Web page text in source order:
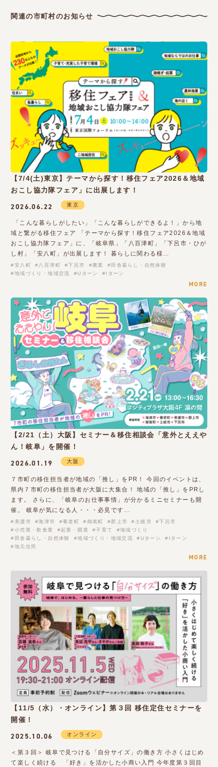
関連の市町村のお知らせ
【7/4(土)東京】テーマから探す！移住フェア2026＆地域
おこし協力隊フェア」に出展します！
2026.06.22 東京
「こんな暮らしがしたい」「こんな暮らしができるよ！」から地
域と繋がる移住フェア 「テーマから探す！移住フェア2026＆地域
おこし協力隊フェア」に、「岐阜県」「八百津町」「下呂市・ひが
し村」「安八町」が出展します！ 暮らしに関わる様…
安八町 八百津町 下呂市 農業
田舎暮らし・自然体験
地域づくり・地域交流
Uターン Iターン
MORE
【2/21（土）大阪】セミナー＆移住相談会「意外とええや
ん！岐阜」を開催！
2026.01.19 大阪
７市町の移住担当者が地域の「推し」をPR！ 今回のイベントは、
県内７市町の移住担当者が大阪に大集合！ 地域の「推し」をPRし
ます。 さらに、「岐阜のお仕事事情」が分かるミニセミナーも開
催。 岐阜が気になる人・・・必見です…
美濃市 海津市 養老町 御嵩町 郡上市 土岐市
下呂市
小売業・飲食業
起業・開業 子育て
地域づくり
田舎暮らし・自然体験
地域づくり・地域交流 Uターン
Iターン
地元住民
MORE
【11/5（水）・オンライン】第３回 移住定住セミナーを
開催！
2025.10.06 オンライン
＜第３回＞ 岐阜で見つける「自分サイズ」の働き方 小さくはじめ
て楽しく続ける 「好き」を活かした小商い入門 今年度第３回目